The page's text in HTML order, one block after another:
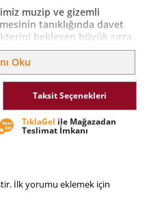
muzip ve gizemli
tanıklığında davet
bekleyen büyük sırra
ilginç yan hikâyelerle pek
kısacası hayata dair
Oku
Taksit Seçenekleri
TıklaGel ile Mağazadan
Teslimat İmkanı
İlk yorumu eklemek için